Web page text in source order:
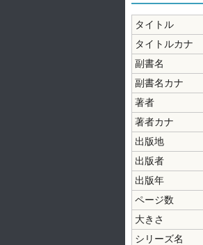
タイトル
タイトルカナ
副書名
副書名カナ
著者
著者カナ
出版地
出版者
出版年
ページ数
大きさ
シリーズ名